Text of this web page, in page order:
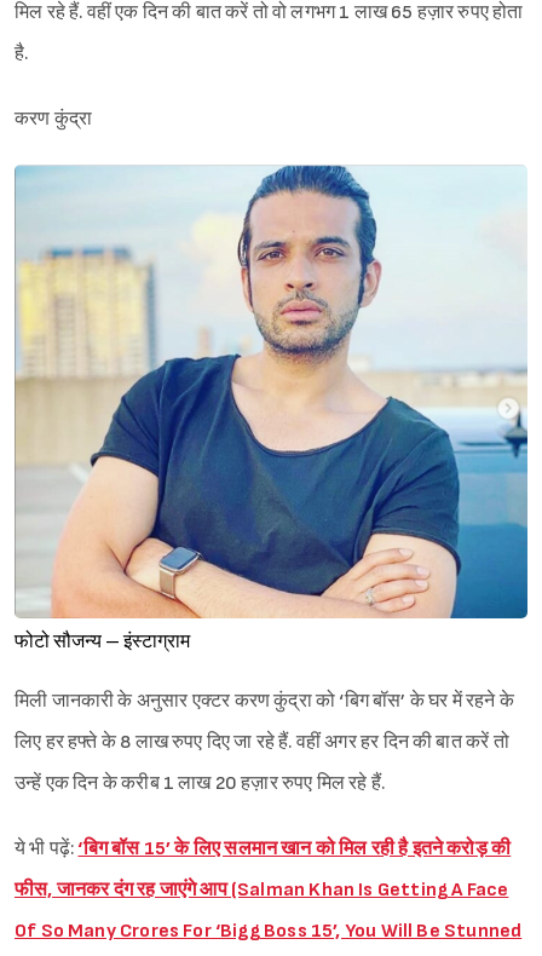
मिल रहे हैं. वहीं एक दिन की बात करें तो वो लगभग 1 लाख 65 हज़ार रुपए होता
है.
करण कुंद्रा
फोटो सौजन्य – इंस्टाग्राम
मिली जानकारी के अनुसार एक्टर करण कुंद्रा को ‘बिग बॉस’ के घर में रहने के
लिए हर हफ्ते के 8 लाख रुपए दिए जा रहे हैं. वहीं अगर हर दिन की बात करें तो
उन्हें एक दिन के करीब 1 लाख 20 हज़ार रुपए मिल रहे हैं.
ये भी पढ़ें: ‘बिग बॉस 15’ के लिए सलमान खान को मिल रही है इतने करोड़ की
फीस, जानकर दंग रह जाएंगे आप (Salman Khan Is Getting A Face
Of So Many Crores For ‘Bigg Boss 15’, You Will Be Stunned